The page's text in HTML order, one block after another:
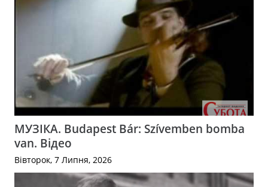
МУЗІКА. Budapest Bár: Szívemben bomba
van. Відео
Вівторок, 7 Липня, 2026